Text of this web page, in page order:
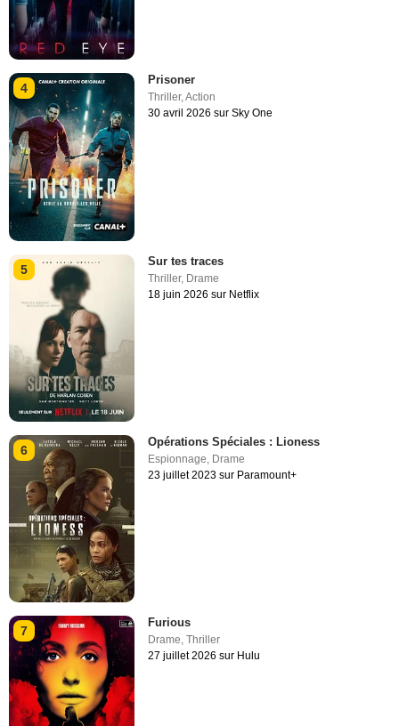
4
Prisoner
Thriller,Action
30 avril 2026 sur Sky One
5
Sur tes traces
Thriller, Drame
18 juin 2026 sur Netflix
6
Opérations Spéciales : Lioness
Espionnage, Drame
23 juillet 2023 sur Paramount+
7
Furious
Drame,Thriller
27 juillet 2026 sur Hulu